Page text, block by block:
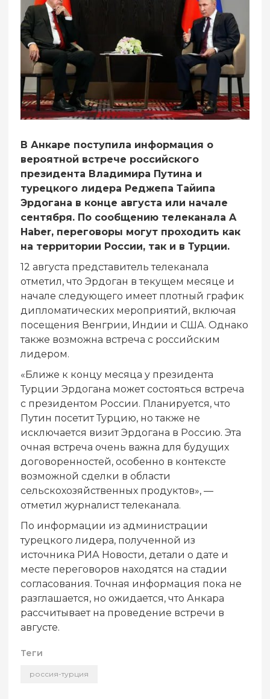
В Анкаре поступила информация о
вероятной встрече российского
президента Владимира Путина и
турецкого лидера Реджепа Тайипа
Эрдогана в конце августа или начале
сентября. По сообщению телеканала A
Haber, переговоры могут проходить как
на территории России, так и в Турции.
12 августа представитель телеканала
отметил, что Эрдоган в текущем месяце и
начале следующего имеет плотный график
дипломатических мероприятий, включая
посещения Венгрии, Индии и США. Однако
также возможна встреча с российским
лидером.
«Ближе к концу месяца у президента
Турции Эрдогана может состояться встреча
с президентом России. Планируется, что
Путин посетит Турцию, но также не
исключается визит Эрдогана в Россию. Эта
очная встреча очень важна для будущих
договоренностей, особенно в контексте
возможной сделки в области
сельскохозяйственных продуктов», —
отметил журналист телеканала.
По информации из администрации
турецкого лидера, полученной из
источника РИА Новости, детали о дате и
месте переговоров находятся на стадии
согласования. Точная информация пока не
разглашается, но ожидается, что Анкара
рассчитывает на проведение встречи в
августе.
Теги
россия-турция